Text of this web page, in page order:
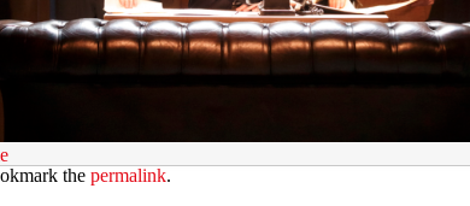
the permalink.